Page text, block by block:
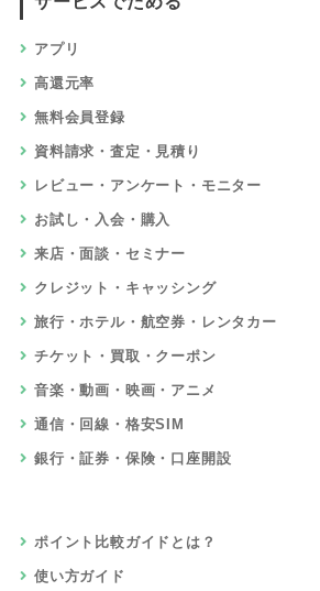
アプリ
高還元率
無料会員登録
資料請求・査定・見積り
レビュー・アンケート・モニター
お試し・入会・購入
来店・面談・セミナー
クレジット・キャッシング
旅行・ホテル・航空券・レンタカー
チケット・買取・クーポン
音楽・動画・映画・アニメ
通信・回線・格安SIM
銀行・証券・保険・口座開設
ポイント比較ガイドとは？
使い方ガイド